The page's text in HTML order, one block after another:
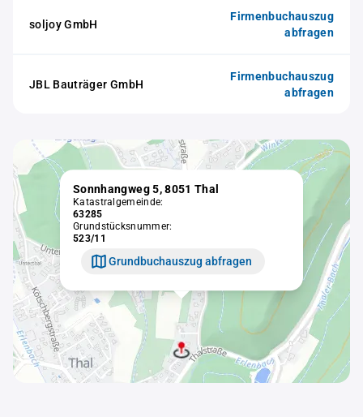
soljoy GmbH
Firmenbuchauszug
abfragen
JBL Bauträger GmbH
Firmenbuchauszug
abfragen
Sonnhangweg 5, 8051 Thal
Katastralgemeinde:
63285
Grundstücksnummer:
523/11
Grundbuchauszug abfragen